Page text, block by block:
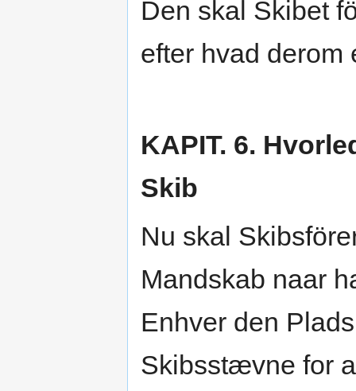
Den skal Skibet
efter hvad derom
KAPIT. 6.
Skib
Nu skal
Mandskab naar
Enhver den
Skibsstævne for